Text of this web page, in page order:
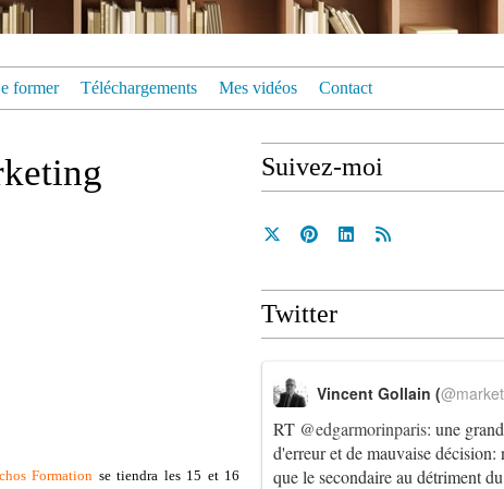
former Téléchargements Mes vidéos Contact
Formation se tiendra les 15 et 16
Suivez-moi
Twitter
RT @edgarmorinparis: une
d'erreur et de mauvaise décision:
que le secondaire au détriment
Vincent Gollain (